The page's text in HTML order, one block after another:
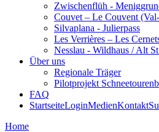
Zwischenflüh -
Couvet – Le Couvent
Silvaplana - Julierpass
Les Verrières – Les
Nesslau - Wildhaus / Alt
Über uns
Regionale Träger
Pilotprojekt
FAQ
StartseiteLoginMedienKontakt
Home